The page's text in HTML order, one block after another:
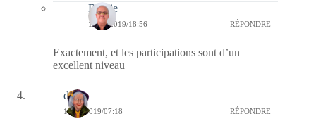
Bernie
12/08/2019/18:56 RÉPONDRE
Exactement, et les participations sont d’un
excellent niveau
dom
11/08/2019/07:18 RÉPONDRE